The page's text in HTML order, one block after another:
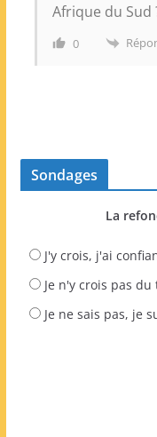
Afrique du Sud
0
Sondages
La
J'y crois, j'ai
Je n'y crois pas du
Je ne sais pas, je